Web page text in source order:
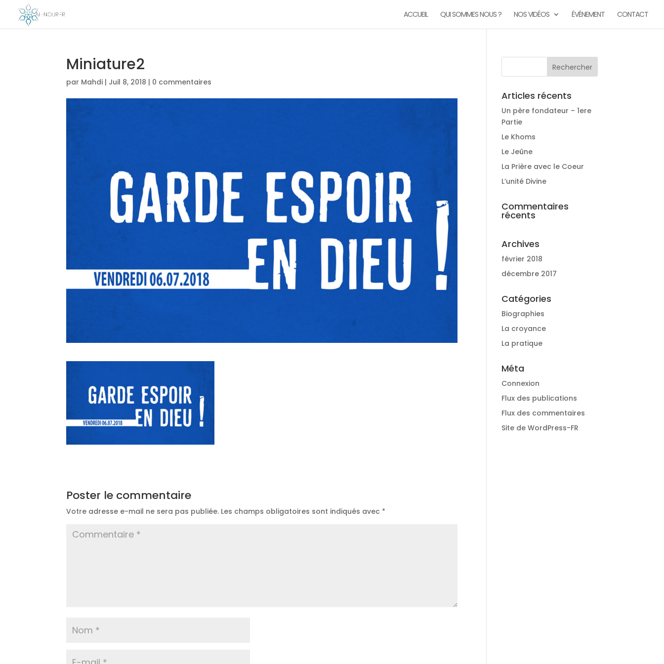
ACCUEIL QUI SOMMES NOUS ? NOS VIDÉOS ÉVÉNEMENT CONTACT
Miniature2
par Mahdi | Juil 8, 2018 | 0 commentaires
Poster le commentaire
Votre adresse e-mail ne sera pas publiée. Les champs obligatoires sont indiqués avec *
Articles récents
Un père fondateur – 1ere
Partie
Le Khoms
Le Jeûne
La Prière avec le Coeur
L’unité Divine
Commentaires
récents
Archives
février 2018
décembre 2017
Catégories
Biographies
La croyance
La pratique
Méta
Connexion
Flux des publications
Flux des commentaires
Site de WordPress-FR